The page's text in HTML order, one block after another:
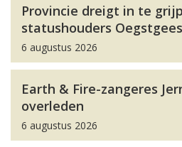
Provincie dreigt in te
statushouders
6 augustus 2026
Earth & Fire-zangeres
overleden
6 augustus 2026